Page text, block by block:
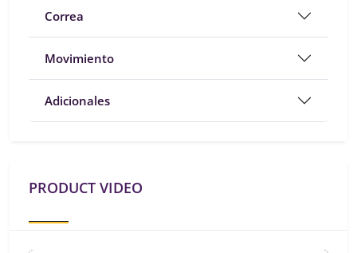
Correa
Movimiento
Adicionales
PRODUCT VIDEO